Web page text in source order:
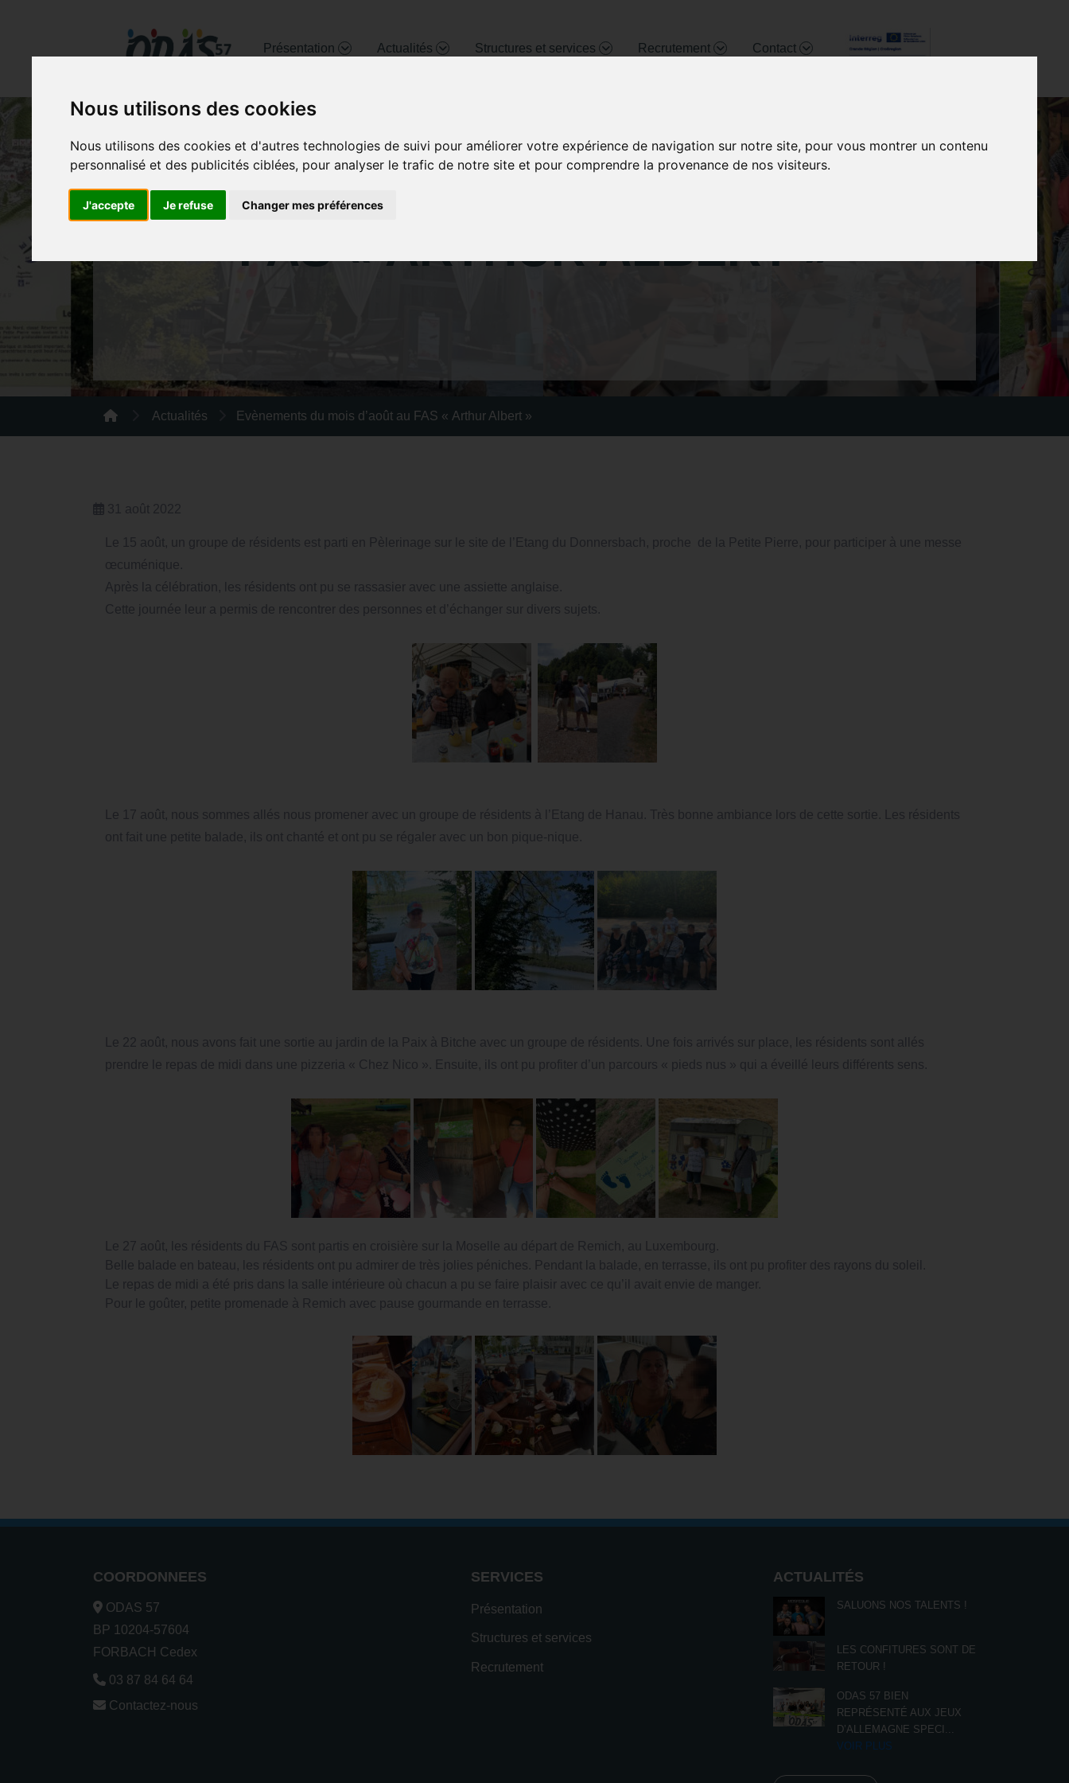
Nous utilisons des cookies
Nous utilisons des cookies et d'autres technologies de suivi pour améliorer votre expérience de navigation sur notre site, pour vous montrer un contenu
personnalisé et des publicités ciblées, pour analyser le trafic de notre site et pour comprendre la provenance de nos visiteurs.
J'accepte Je refuse Changer mes préférences
Présentation Actualités Structures et services Recrutement Contact
EVÈNEMENTS DU MOIS D’AOÛT AU
FAS « ARTHUR ALBERT »
Actualités Evènements du mois d’août au FAS « Arthur Albert »
31 août 2022
Le 15 août, un groupe de résidents est parti en Pèlerinage sur le site de l’Etang du Donnersbach, proche de la Petite Pierre, pour participer à une messe
œcuménique.
Après la célébration, les résidents ont pu se rassasier avec une assiette anglaise.
Cette journée leur a permis de rencontrer des personnes et d’échanger sur divers sujets.
Le 17 août, nous sommes allés nous promener avec un groupe de résidents à l’Etang de Hanau. Très bonne ambiance lors de cette sortie. Les résidents
ont fait une petite balade, ils ont chanté et ont pu se régaler avec un bon pique-nique.
Le 22 août, nous avons fait une sortie au jardin de la Paix à Bitche avec un groupe de résidents. Une fois arrivés sur place, les résidents sont allés
prendre le repas de midi dans une pizzeria « Chez Nico ». Ensuite, ils ont pu profiter d’un parcours « pieds nus » qui a éveillé leurs différents sens.
Le 27 août, les résidents du FAS sont partis en croisière sur la Moselle au départ de Remich, au Luxembourg.
Belle balade en bateau, les résidents ont pu admirer de très jolies péniches. Pendant la balade, en terrasse, ils ont pu profiter des rayons du soleil.
Le repas de midi a été pris dans la salle intérieure où chacun a pu se faire plaisir avec ce qu’il avait envie de manger.
Pour le goûter, petite promenade à Remich avec pause gourmande en terrasse.
COORDONNEES
ODAS 57
BP 10204-57604
FORBACH Cedex
03 87 84 64 64
Contactez-nous
SERVICES
Présentation
Structures et services
Recrutement
ACTUALITÉS
SALUONS NOS TALENTS !
LES CONFITURES SONT DE
RETOUR !
ODAS 57 BIEN
REPRÉSENTÉ AUX JEUX
D’ALLEMAGNE SPECI ...
VOIR PLUS